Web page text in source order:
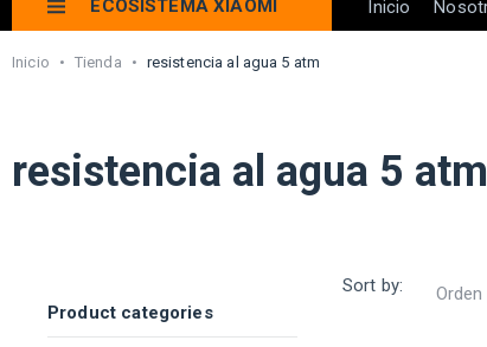
ECOSISTEMA XIAOMI Inicio
Inicio • Tienda • resistencia al agua 5 atm
resistencia al agua 5 atm
Product categories
Sort by: